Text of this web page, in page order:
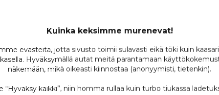
Kuinka keksimme murenevat!
evästeitä, jotta sivusto toimii sulavasti eikä töki kuin
Hyväksymällä autat meitä parantamaan
näkemään, mikä oikeasti kiinnostaa (anonyymisti, tietenkin).
“Hyväksy kaikki”, niin homma rullaa kuin turbo tiukassaLisää